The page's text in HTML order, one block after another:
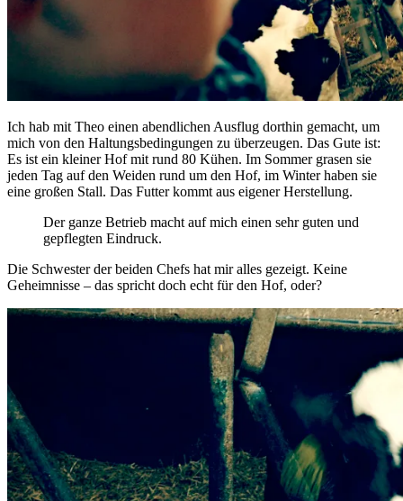
Ich hab mit Theo einen abendlichen Ausflug dorthin gemacht, um
mich von den Haltungsbedingungen zu überzeugen. Das Gute ist:
Es ist ein kleiner Hof mit rund 80 Kühen. Im Sommer grasen sie
jeden Tag auf den Weiden rund um den Hof, im Winter haben sie
eine großen Stall. Das Futter kommt aus eigener Herstellung.
Der ganze Betrieb macht auf mich einen sehr guten und
gepflegten Eindruck.
Die Schwester der beiden Chefs hat mir alles gezeigt. Keine
Geheimnisse – das spricht doch echt für den Hof, oder?